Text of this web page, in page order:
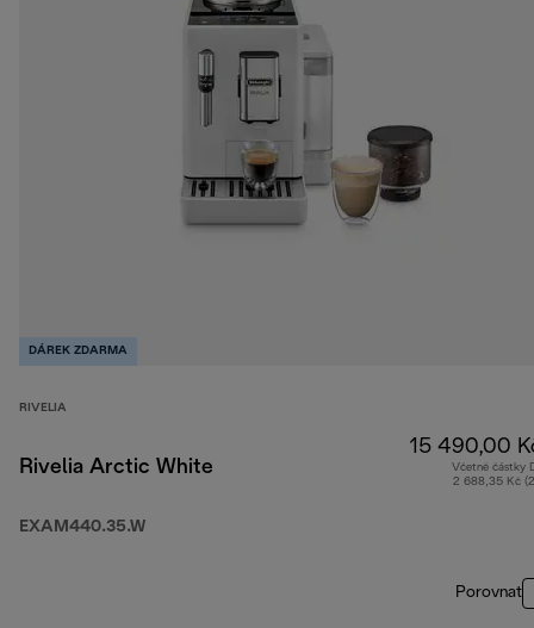
DÁREK ZDARMA
RIVELIA
Rivelia Arctic White
EXAM440.35.W
15 490,00
Včetně částky
2 688,35 Kč
Porovnat